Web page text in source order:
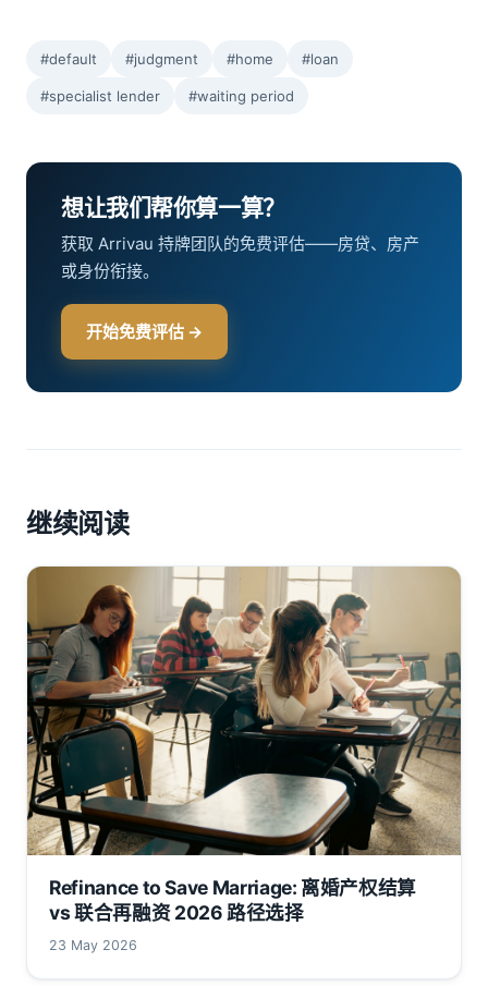
#default #judgment #home #loan
#specialist lender #waiting period
想让我们帮你算一算？
获取 Arrivau 持牌团队的免费评估——房贷、房产
或身份衔接。
开始免费评估 →
继续阅读
Refinance to Save Marriage: 离婚产权结算
vs 联合再融资 2026 路径选择
23 May 2026